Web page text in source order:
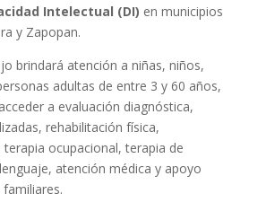
Intelectual (DI) en municipios
y Zapopan.
brindará atención a niñas, niños,
adultas de entre 3 y 60 años,
a evaluación diagnóstica,
rehabilitación física,
ocupacional, terapia de
atención médica y apoyo